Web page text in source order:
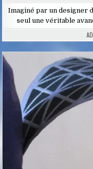
Imaginé par un designer
seul une véritable